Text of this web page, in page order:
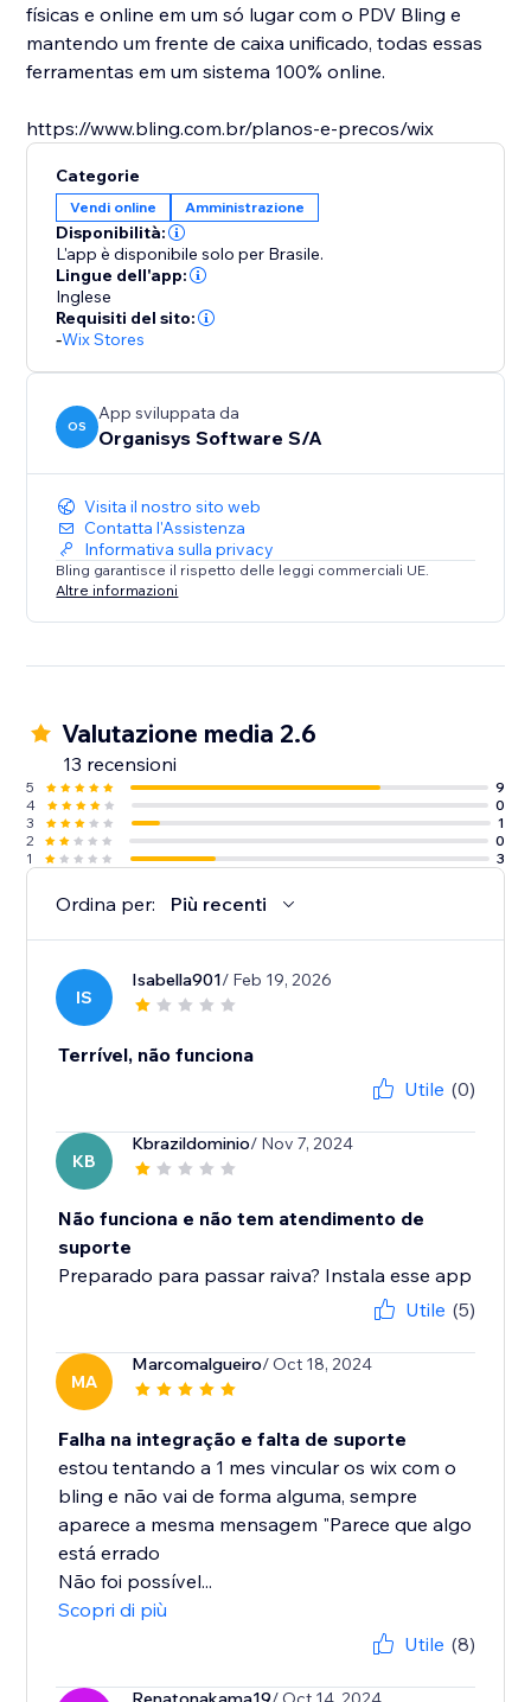
físicas e online em um só lugar com o PDV Bling e
mantendo um frente de caixa unificado, todas essas
ferramentas em um sistema 100% online.
https://www.bling.com.br/planos-e-precos/wix
Categorie
Vendi online Amministrazione
Disponibilità:
L'app è disponibile solo per Brasile.
Lingue dell'app:
Inglese
Requisiti del sito:
-Wix Stores
OS
App sviluppata da
Organisys Software S/A
Visita il nostro sito web
Contatta l'Assistenza
Informativa sulla privacy
Bling garantisce il rispetto delle leggi commerciali UE.
Altre informazioni
Valutazione media 2.6
13 recensioni
5
9
4
0
3
1
2
0
1
3
Ordina per: Più recenti
IS
Isabella901/ Feb 19, 2026
Terrível, não funciona
Utile (0)
KB
Kbrazildominio/ Nov 7, 2024
Não funciona e não tem atendimento de
suporte
Preparado para passar raiva? Instala esse app
Utile (5)
MA
Marcomalgueiro/ Oct 18, 2024
Falha na integração e falta de suporte
estou tentando a 1 mes vincular os wix com o
bling e não vai de forma alguma, sempre
aparece a mesma mensagem "Parece que algo
está errado
Não foi possível...
Scopri di più
Utile (8)